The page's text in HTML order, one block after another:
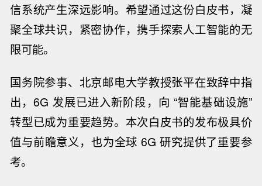
信系统产生深远影响。希望通过这份白皮书，凝
聚全球共识，紧密协作，携手探索人工智能的无
限可能。
国务院参事、北京邮电大学教授张平在致辞中指
出，6G 发展已进入新阶段，向 “智能基础设施”
转型已成为重要趋势。本次白皮书的发布极具价
值与前瞻意义，也为全球 6G 研究提供了重要参
考。